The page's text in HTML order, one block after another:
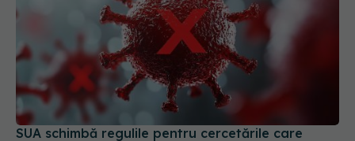
SUA schimbă regulile pentru cercetările care
modifică virusurile după controversele legate de
COVID-19